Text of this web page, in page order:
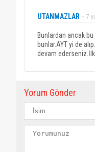
UTANMAZLAR ~ 7
Bunlardan ancak bu
bunlar.AYT yi de
devam
Yorum Gönder